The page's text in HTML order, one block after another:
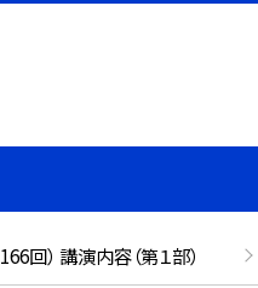
回） 講演内容（第１部）